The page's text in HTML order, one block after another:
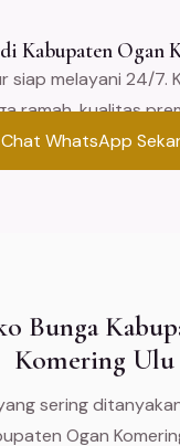
Kabupaten Ogan
siap melayani 24/7.
ramah, kualitas
Chat WhatsApp
Bunga
Komering Ulu
sering
Ogan